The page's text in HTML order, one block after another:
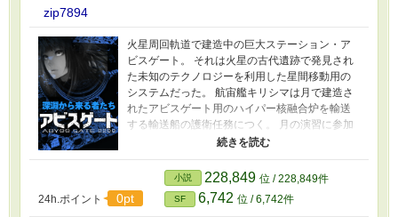
zip7894
火星周回軌道で建造中の巨大ステーション・ア
ビスゲート。 それは火星の古代遺跡で発見され
た未知のテクノロジーを利用した星間移動用の
システムだった。 航宙艦キリシマは月で建造さ
れたアビスゲート用のハイパー核融合炉を輸送
する輸送船の護衛任務につく。 月の演習に参加
していたパイロットのフェルミナ・ハーカーは
任務に参加する事になった。 そんな中、アビス
ゲートのワームホールテストと同時に月と地球
半球に広範囲の電子障害が発生したが……
24h.ポイント 0pt
小説 228,849 位 / 228,849件
SF 6,742 位 / 6,742件